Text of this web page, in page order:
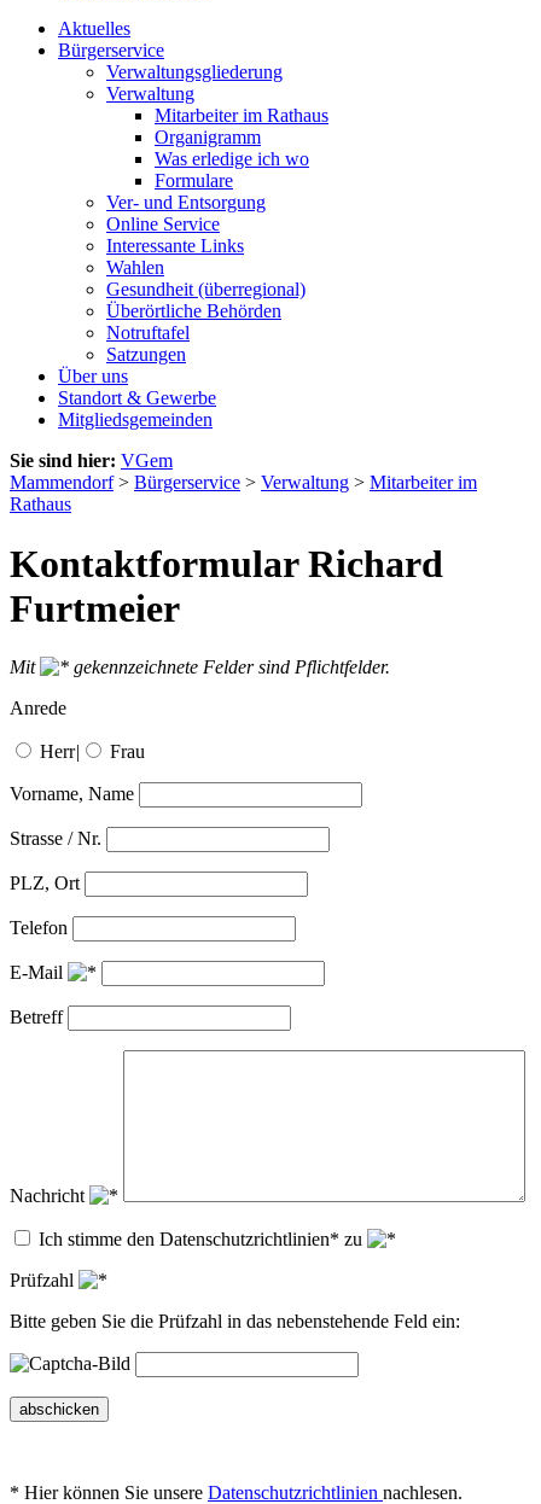
Aktuelles
Bürgerservice
Verwaltungsgliederung
Verwaltung
Mitarbeiter im Rathaus
Organigramm
Was erledige ich wo
Formulare
Ver- und Entsorgung
Online Service
Interessante Links
Wahlen
Gesundheit (überregional)
Überörtliche Behörden
Notruftafel
Satzungen
Über uns
Standort & Gewerbe
Mitgliedsgemeinden
Sie sind hier: VGem
Mammendorf> Bürgerservice > Verwaltung > Mitarbeiter im
Rathaus
Kontaktformular Richard
Furtmeier
Mit
gekennzeichnete Felder sind Pflichtfelder.
Anrede
Herr| Frau
Vorname, Name
Strasse / Nr.
PLZ, Ort
Telefon
E-Mail
Betreff
Nachricht
Ich stimme den Datenschutzrichtlinien* zu
Prüfzahl
Bitte geben Sie die Prüfzahl in das nebenstehende Feld ein:
abschicken
* Hier können Sie unsere Datenschutzrichtlinien nachlesen.